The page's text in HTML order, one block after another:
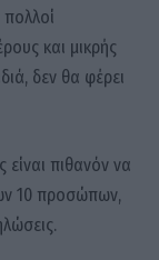
και μικρής
δεν θα φέρει
πιθανόν να
10 προσώπων,